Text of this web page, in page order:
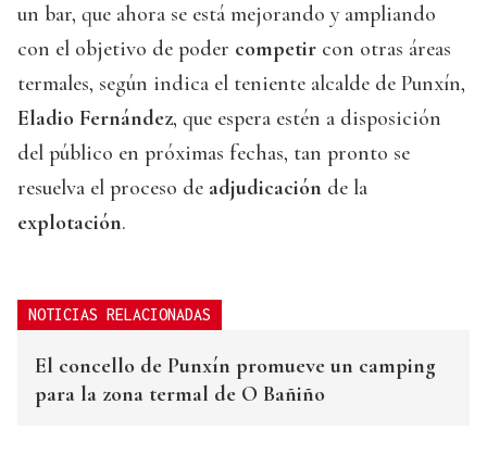
un bar, que ahora se está mejorando y ampliando
con el objetivo de poder competir con otras áreas
termales, según indica el teniente alcalde de Punxín,
Eladio Fernández, que espera estén a disposición
del público en próximas fechas, tan pronto se
resuelva el proceso de adjudicación de la
explotación.
NOTICIAS RELACIONADAS
El concello de Punxín promueve un camping
para la zona termal de O Bañiño